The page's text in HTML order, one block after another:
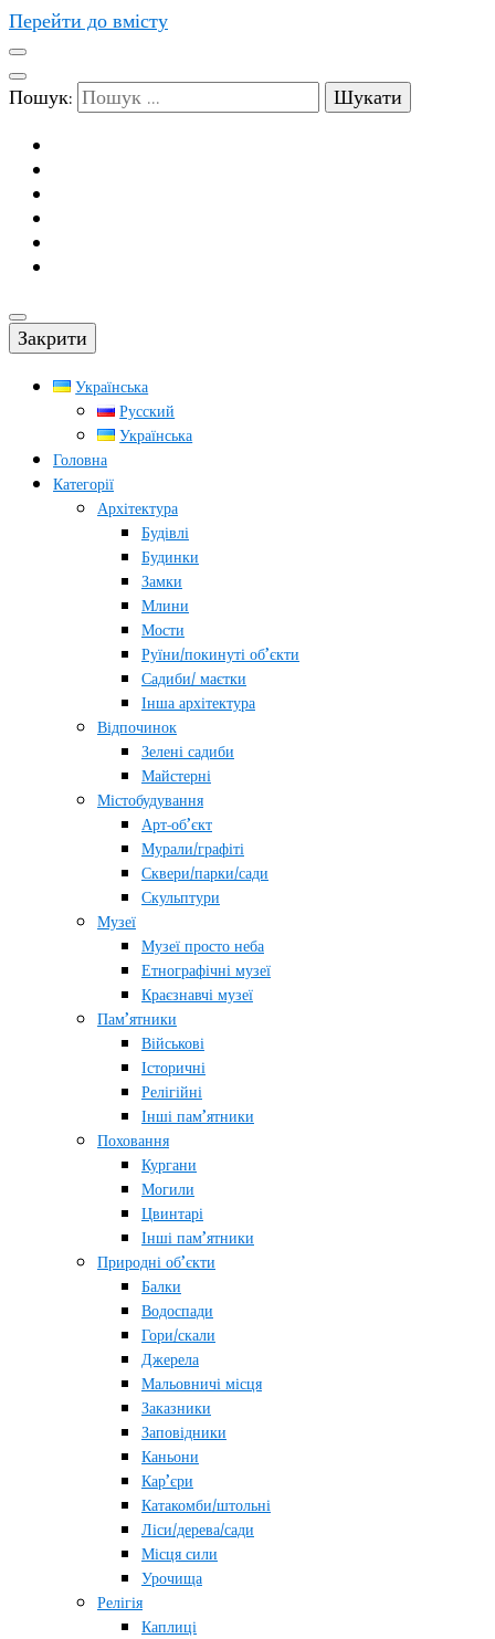
Перейти до вмісту
Пошук:
Закрити
Українська
Русский
Українська
Головна
Категорії
Архітектура
Будівлі
Будинки
Замки
Млини
Мости
Руїни/покинуті об’єкти
Садиби/ маєтки
Інша архітектура
Відпочинок
Зелені садиби
Майстерні
Містобудування
Арт-об’єкт
Мурали/графіті
Сквери/парки/сади
Скульптури
Музеї
Музеї просто неба
Етнографічні музеї
Краєзнавчі музеї
Пам’ятники
Військові
Історичні
Релігійні
Інші пам’ятники
Поховання
Кургани
Могили
Цвинтарі
Інші пам’ятники
Природні об’єкти
Балки
Водоспади
Гори/скали
Джерела
Мальовничі місця
Заказники
Заповідники
Каньони
Кар’єри
Катакомби/штольні
Ліси/дерева/сади
Місця сили
Урочища
Релігія
Каплиці